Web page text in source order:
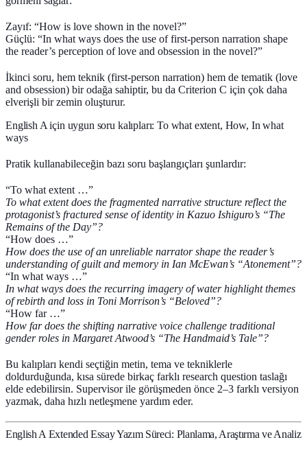
Zayıf: “How is love shown in the novel?”
Güçlü: “In what ways does the use of first-person narration shape
the reader’s perception of love and obsession in the novel?”
İkinci soru, hem teknik (first-person narration) hem de tematik (love
and obsession) bir odağa sahiptir, bu da Criterion C için çok daha
elverişli bir zemin oluşturur.
English A için uygun soru kalıpları: To what extent, How, In what
ways
Pratik kullanabileceğin bazı soru başlangıçları şunlardır:
“To what extent …”
To what extent does the fragmented narrative structure reflect the
protagonist’s fractured sense of identity in Kazuo Ishiguro’s “The
Remains of the Day”?
“How does …”
How does the use of an unreliable narrator shape the reader’s
understanding of guilt and memory in Ian McEwan’s “Atonement”?
“In what ways …”
In what ways does the recurring imagery of water highlight themes
of rebirth and loss in Toni Morrison’s “Beloved”?
“How far …”
How far does the shifting narrative voice challenge traditional
gender roles in Margaret Atwood’s “The Handmaid’s Tale”?
Bu kalıpları kendi seçtiğin metin, tema ve tekniklerle
doldurduğunda, kısa sürede birkaç farklı research question taslağı
elde edebilirsin. Supervisor ile görüşmeden önce 2–3 farklı versiyon
yazmak, daha hızlı netleşmene yardım eder.
English A Extended Essay Yazım Süreci: Planlama, Araştırma ve Analiz